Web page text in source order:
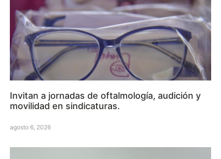
Invitan a jornadas de oftalmología, audición y
movilidad en sindicaturas.
agosto 6, 2026